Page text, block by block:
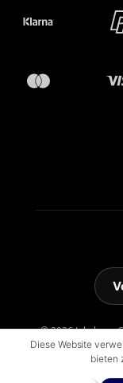
© 2026 Jakobson
Diese Website
bieten